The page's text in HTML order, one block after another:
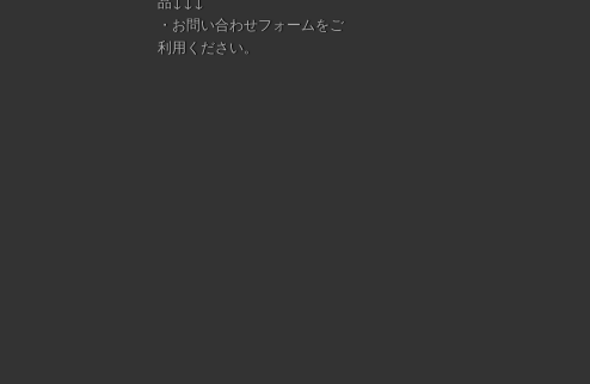
・ お問い合わせフォームをご
利用ください。